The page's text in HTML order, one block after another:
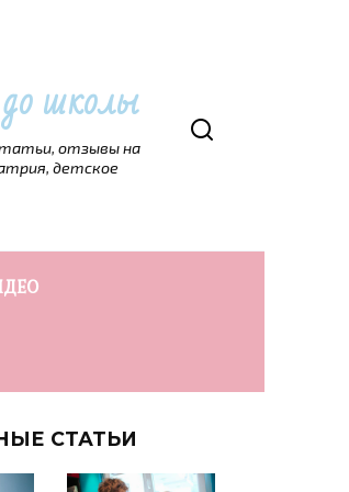
школы
отзывы на
детское
СТАТЬИ